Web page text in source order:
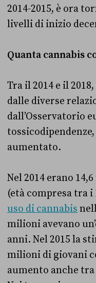
2014-2015, è ora
livelli di inizio
Quanta cannabis
Tra il 2014 e il
dalle diverse
dall’Osservatorio
aumentato.
Nel 2014 erano
(età compresa tra i
uso di cannabis
milioni avevano
anni. Nel 2015 la
milioni di giovani
aumento anche